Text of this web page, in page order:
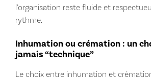
l’organisation reste fluide et
rythme.
Inhumation ou crémation : un
jamais “technique”
Le choix entre inhumation et